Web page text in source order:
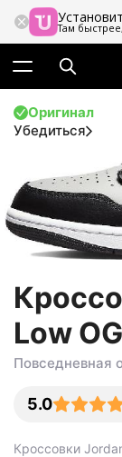
Там
Оригинал
Убедиться
Low
Повседневная
5.0
Кроссовки